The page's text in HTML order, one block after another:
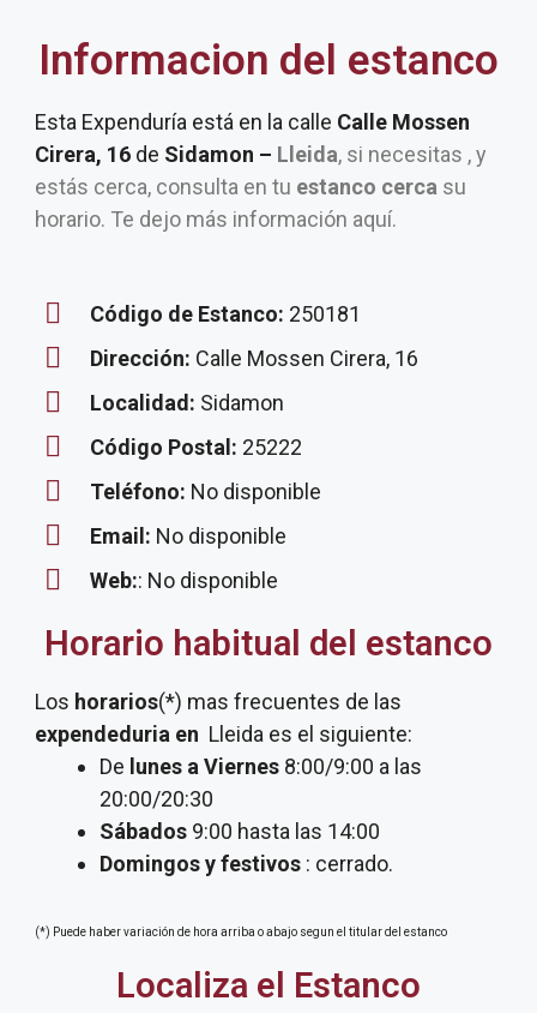
Informacion del estanco
Esta Expenduría está en la calle Calle Mossen
Cirera, 16 de Sidamon – Lleida, si necesitas , y
estás cerca, consulta en tu estanco cerca su
horario. Te dejo más información aquí.
Código de Estanco: 250181
Dirección: Calle Mossen Cirera, 16
Localidad: Sidamon
Código Postal: 25222
Teléfono: No disponible
Email: No disponible
Web:: No disponible
Horario habitual del estanco
Los horarios(*) mas frecuentes de las
expendeduria en Lleida es el siguiente:
De lunes a Viernes 8:00/9:00 a las
20:00/20:30
Sábados 9:00 hasta las 14:00
Domingos y festivos : cerrado.
(*) Puede haber variación de hora arriba o abajo segun el titular del estanco
Localiza el Estanco